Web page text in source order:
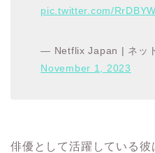
pic.twitter.com/
— Netflix Japan | ネッ
November 1, 2023
俳優として活躍している